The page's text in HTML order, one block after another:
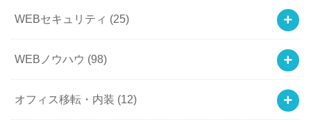
WEBセキュリティ (25)
WEBノウハウ (98)
オフィス移転・内装 (12)